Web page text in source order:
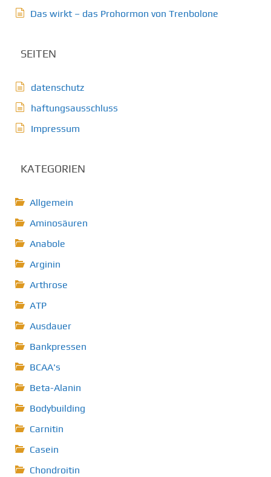
Das wirkt – das Prohormon von Trenbolone
SEITEN
datenschutz
haftungsausschluss
Impressum
KATEGORIEN
Allgemein
Aminosäuren
Anabole
Arginin
Arthrose
ATP
Ausdauer
Bankpressen
BCAA's
Beta-Alanin
Bodybuilding
Carnitin
Casein
Chondroitin